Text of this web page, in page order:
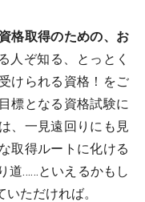
格取得のための、お
人ぞ知る、とっとく
けられる資格！をご
標となる資格試験に
、一見遠回りにも見
取得ルートに化ける
道……といえるかもし
ただければ。